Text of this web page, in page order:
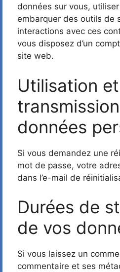
données sur vous,
embarquer des outils de
interactions avec ces
vous disposez d’un
site web.
Utilisation et
données
Si vous demandez une
mot de passe, votre
dans l’e-mail de
Durées de
de vos
Si vous laissez un
commentaire et ses